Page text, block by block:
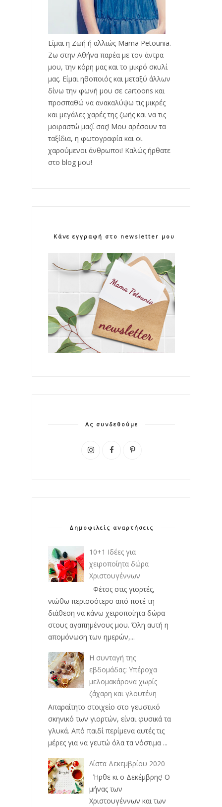
Είμαι η Ζωή ή αλλιώς Mama Petounia.
Ζω στην Αθήνα παρέα με τον άντρα
μου, την κόρη μας και το μικρό σκυλί
μας. Είμαι ηθοποιός και μεταξύ άλλων
δίνω την φωνή μου σε cartoons και
προσπαθώ να ανακαλύψω τις μικρές
και μεγάλες χαρές της ζωής και να τις
μοιραστώ μαζί σας! Μου αρέσουν τα
ταξίδια, η φωτογραφία και οι
χαρούμενοι άνθρωποι! Καλώς ήρθατε
στο blog μου!
Κάνε εγγραφή στο newsletter μου!
Ας συνδεθούμε
Δημοφιλείς αναρτήσεις
10+1 Ιδέες για
χειροποίητα δώρα
Χριστουγέννων
Φέτος στις γιορτές,
νιώθω περισσότερο από ποτέ τη
διάθεση να κάνω χειροποίητα δώρα
στους αγαπημένους μου. Όλη αυτή η
απομόνωση των ημερών,...
Η συνταγή της
εβδομάδας: Υπέροχα
μελομακάρονα χωρίς
ζάχαρη και γλουτένη
Απαραίτητο στοιχείο στο γευστικό
σκηνικό των γιορτών, είναι φυσικά τα
γλυκά. Από παιδί περίμενα αυτές τις
μέρες για να γευτώ όλα τα νόστιμα ...
Λίστα Δεκεμβρίου 2020
Ήρθε κι ο Δεκέμβρης! Ο
μήνας των
Χριστουγέννων και των